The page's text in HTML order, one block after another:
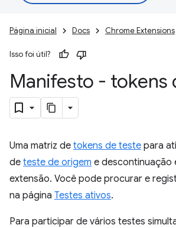
Página inicial Docs Chrome Extensions
Isso foi útil?
Manifesto - tokens
Uma matriz de tokens de teste para
de teste de origem e descontinuação
extensão. Você pode procurar e
na página Testes ativos.
Para participar de vários testes